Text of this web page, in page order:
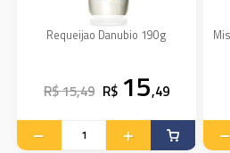
Requeijao Danubio 190g
R$ 15,49 R$ 15,49